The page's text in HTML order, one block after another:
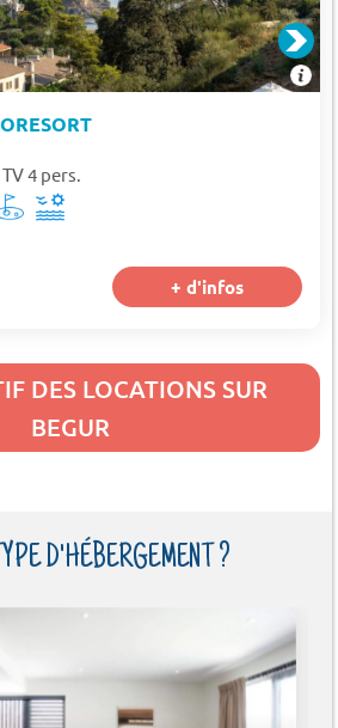
4 pers.
+ d'infos
DES LOCATIONS SUR
BEGUR
D'HÉBERGEMENT ?